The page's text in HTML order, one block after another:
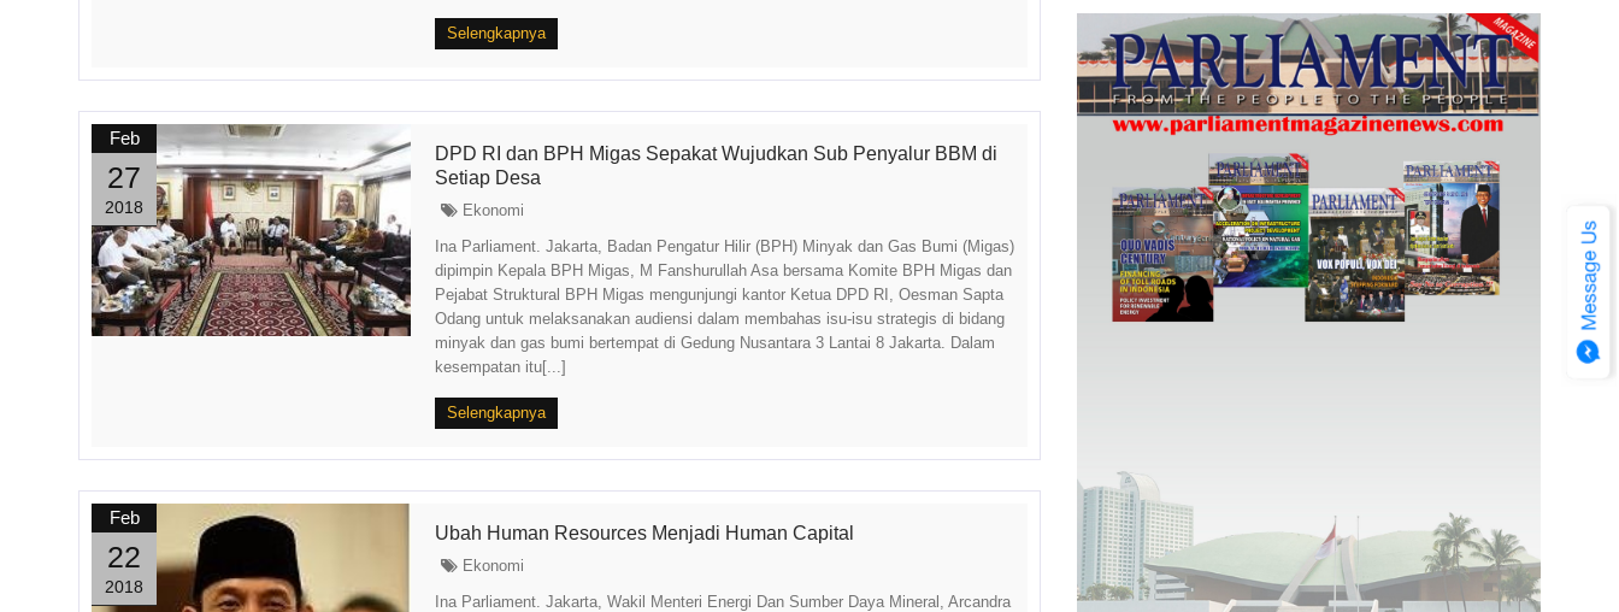
Selengkapnya
Feb
27
2018
DPD RI dan BPH Migas Sepakat Wujudkan Sub Penyalur BBM di
Setiap Desa
Ekonomi
Ina Parliament. Jakarta, Badan Pengatur Hilir (BPH) Minyak dan Gas Bumi (Migas)
dipimpin Kepala BPH Migas, M Fanshurullah Asa bersama Komite BPH Migas dan
Pejabat Struktural BPH Migas mengunjungi kantor Ketua DPD RI, Oesman Sapta
Odang untuk melaksanakan audiensi dalam membahas isu-isu strategis di bidang
minyak dan gas bumi bertempat di Gedung Nusantara 3 Lantai 8 Jakarta. Dalam
kesempatan itu[...]
Selengkapnya
Feb
22
2018
Ubah Human Resources Menjadi Human Capital
Ekonomi
Ina Parliament. Jakarta, Wakil Menteri Energi Dan Sumber Daya Mineral, Arcandra